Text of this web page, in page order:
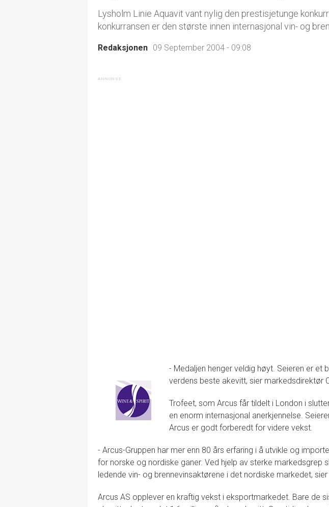
Lysholm Linie Aquavit vant nylig den prestisjetunge
konkurransen er den største innen internasjonal vin- og
Redaksjonen 09 September 2004 - 09:08
- Medaljen henger veldig høyt. Seieren er et
verdens beste akevitt, sier markedsdirektør
Trofeet, som Arcus får tildelt i London i
en enorm internasjonal anerkjennelse.
Arcus er godt forberedt for videre vekst.
- Arcus-Gruppen har mer enn 80 års erfaring i å utvikle og
for norske og nordiske ganer. Ved hjelp av sterke markedsgrep
ledende vin- og brennevinsaktørene i det nordiske markedet, sier
Arcus AS opplever en kraftig vekst i eksportmarkedet. Bare de